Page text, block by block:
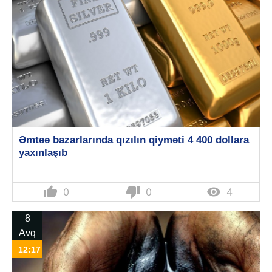
Əmtəə bazarlarında qızılın qiyməti 4 400 dollara
yaxınlaşıb
thumb_up 0 thumb_down 0  4
8
Avq
12:17